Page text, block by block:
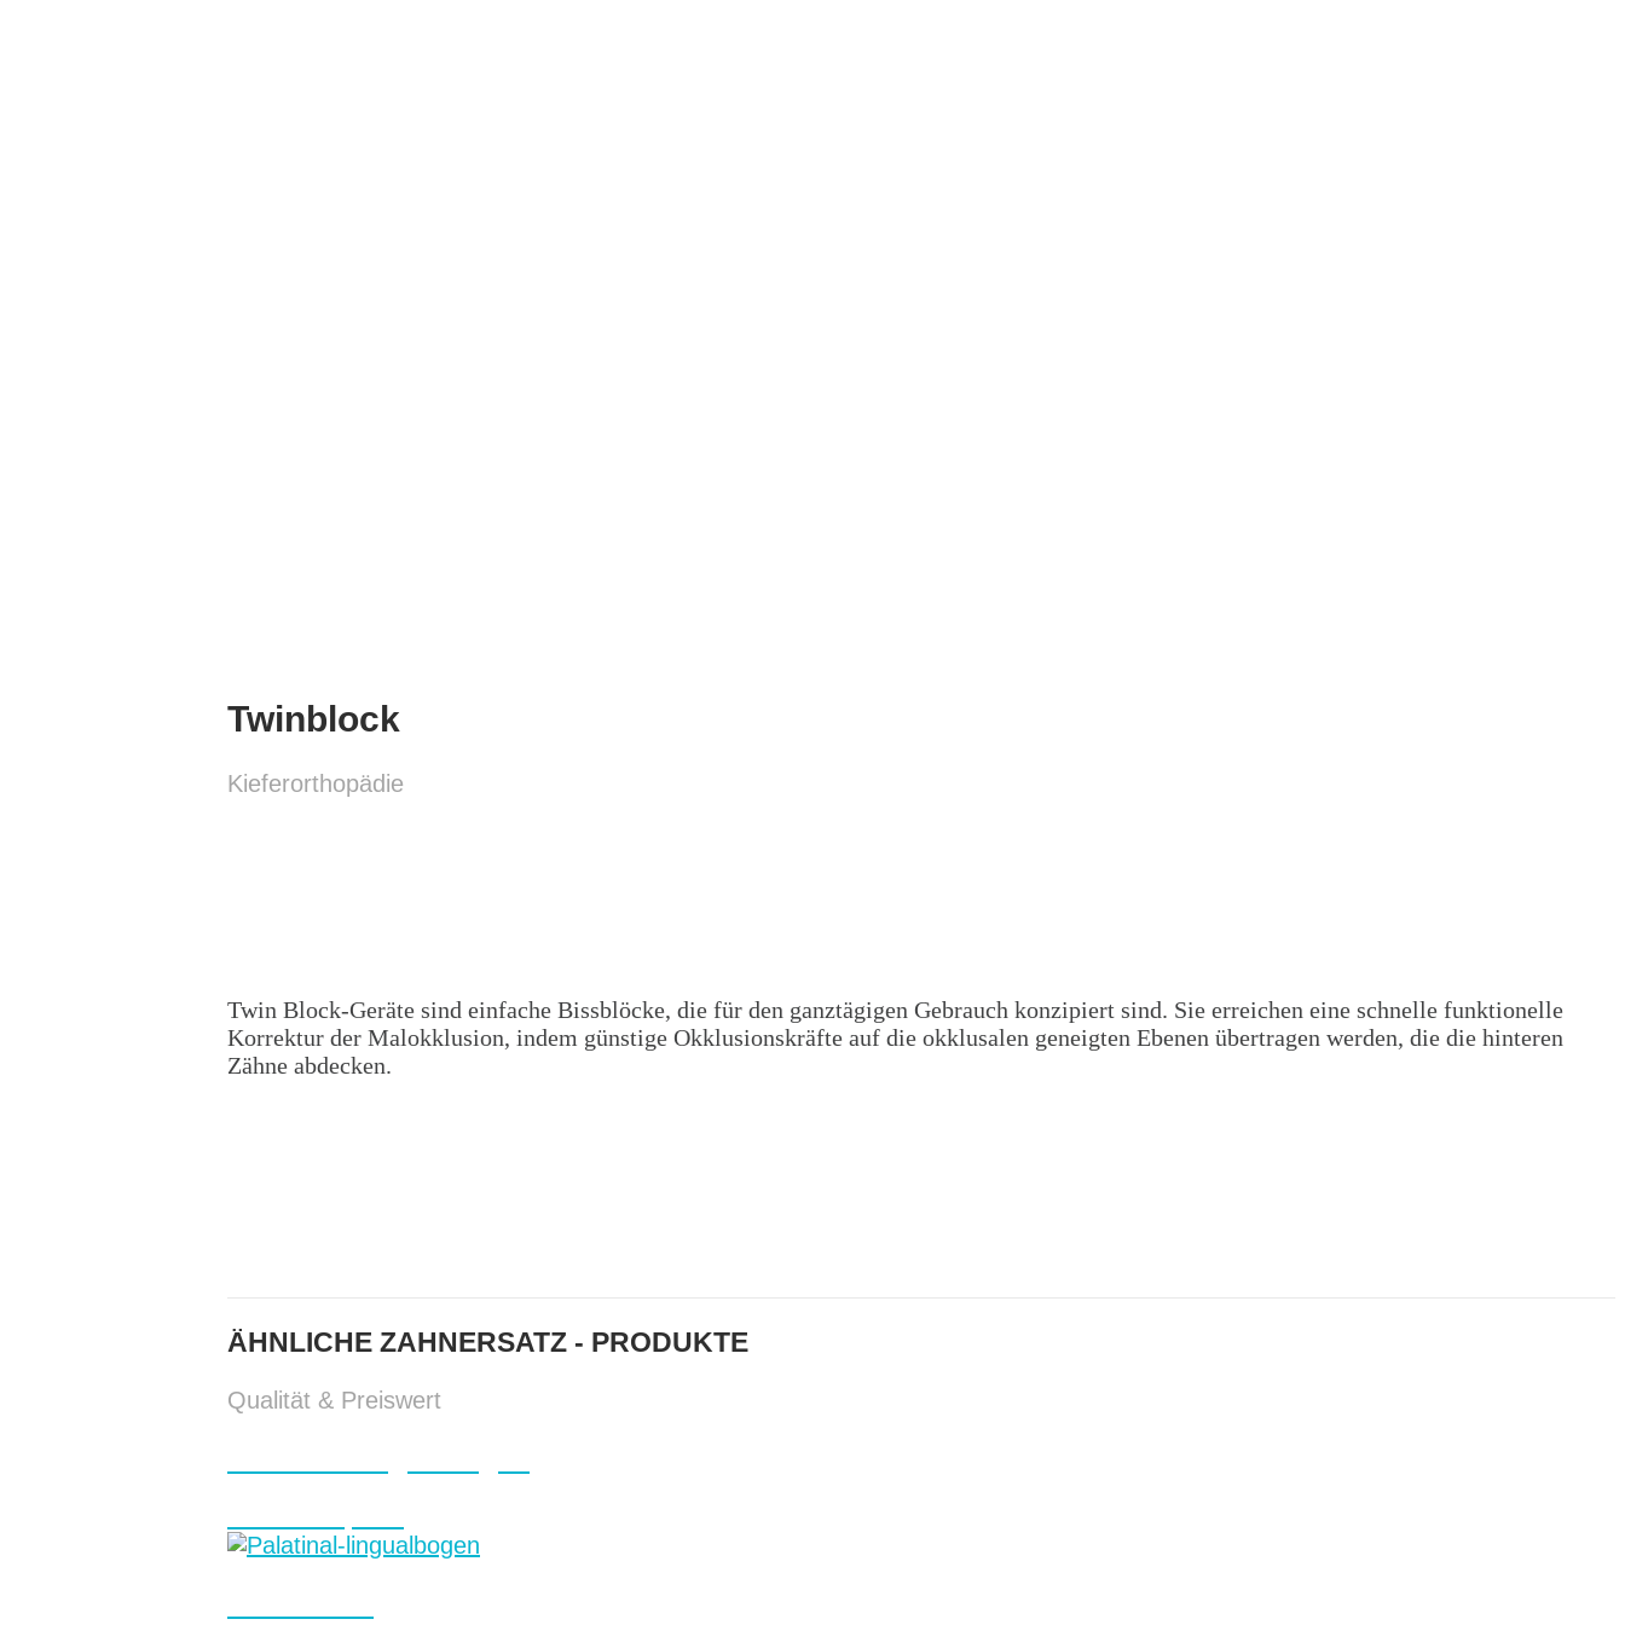
Twinblock
Kieferorthopädie
Twin Block-Geräte sind einfache Bissblöcke, die für den ganztägigen Gebrauch konzipiert sind. Sie erreichen eine schnelle funktionelle
Korrektur der Malokklusion, indem günstige Okklusionskräfte auf die okklusalen geneigten Ebenen übertragen werden, die die hinteren
Zähne abdecken.
ÄHNLICHE ZAHNERSATZ - PRODUKTE
Qualität & Preiswert